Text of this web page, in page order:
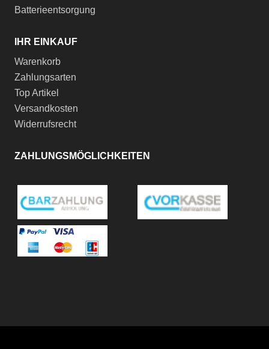
Batterieentsorgung
IHR EINKAUF
Warenkorb
Zahlungsarten
Top Artikel
Versandkosten
Widerrufsrecht
ZAHLUNGSMÖGLICHKEITEN